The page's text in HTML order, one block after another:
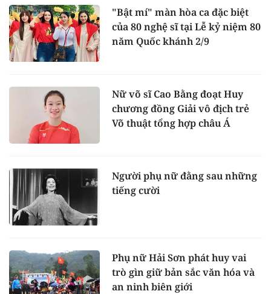
"Bật mí" màn hòa ca đặc biệt
của 80 nghệ sĩ tại Lễ kỷ niệm 80
năm Quốc khánh 2/9
Nữ võ sĩ Cao Bằng đoạt Huy
chương đồng Giải vô địch trẻ
Võ thuật tổng hợp châu Á
Người phụ nữ đằng sau những
tiếng cười
Phụ nữ Hải Sơn phát huy vai
trò gìn giữ bản sắc văn hóa và
an ninh biên giới